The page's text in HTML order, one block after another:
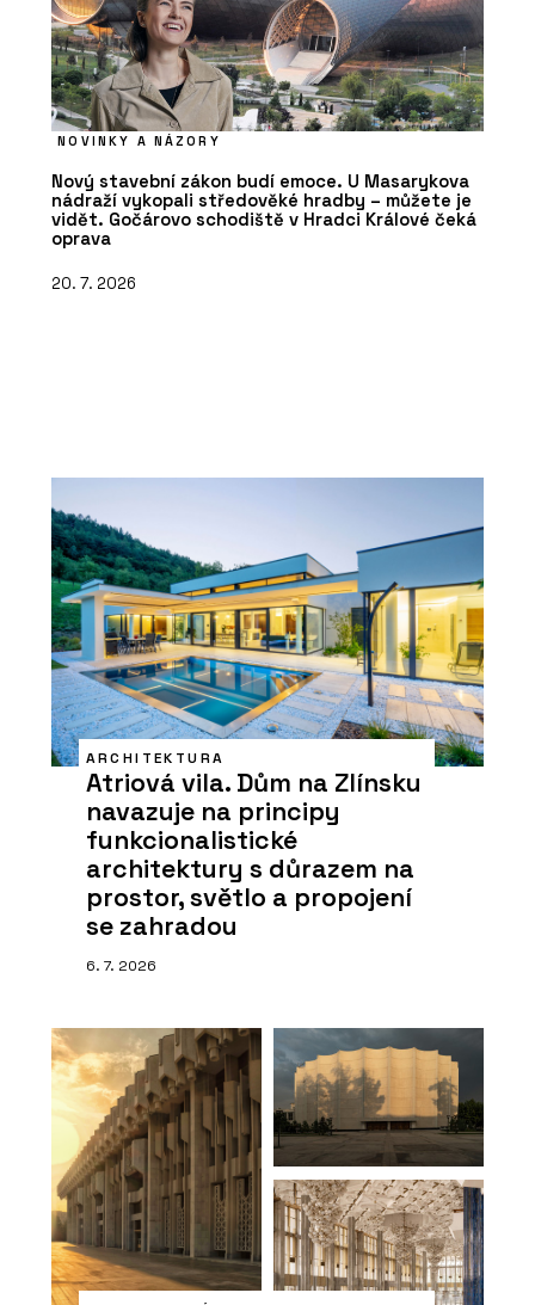
NOVINKY A NÁZORY
Nový stavební zákon budí emoce. U Masarykova
nádraží vykopali středověké hradby – můžete je
vidět. Gočárovo schodiště v Hradci Králové čeká
oprava
20. 7. 2026
ARCHITEKTURA
Atriová vila. Dům na Zlínsku
navazuje na principy
funkcionalistické
architektury s důrazem na
prostor, světlo a propojení
se zahradou
6. 7. 2026